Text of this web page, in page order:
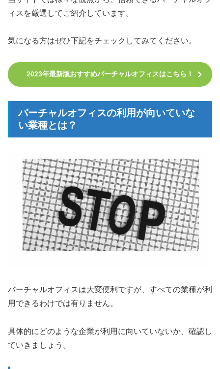
ィスを厳選してご紹介しています。
気になる方はぜひ下記をチェックしてみてください。
2023年最新版おすすめバーチャルオフィスはこちら！
バーチャルオフィスの利用が向いていな
い業種とは？
バーチャルオフィスは大変便利ですが、すべての業種が利
用できるわけでは有りません。
具体的にどのような企業が利用に向いていないか、確認し
ていきましょう。